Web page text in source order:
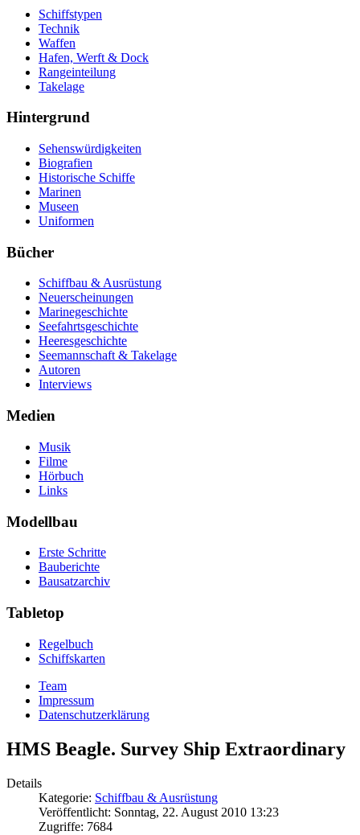
Schiffstypen
Technik
Waffen
Hafen, Werft & Dock
Rangeinteilung
Takelage
Hintergrund
Sehenswürdigkeiten
Biografien
Historische Schiffe
Marinen
Museen
Uniformen
Bücher
Schiffbau & Ausrüstung
Neuerscheinungen
Marinegeschichte
Seefahrtsgeschichte
Heeresgeschichte
Seemannschaft & Takelage
Autoren
Interviews
Medien
Musik
Filme
Hörbuch
Links
Modellbau
Erste Schritte
Bauberichte
Bausatzarchiv
Tabletop
Regelbuch
Schiffskarten
Team
Impressum
Datenschutzerklärung
HMS Beagle. Survey Ship Extraordinary
Details
Kategorie: Schiffbau & Ausrüstung
Veröffentlicht: Sonntag, 22. August 2010 13:23
Zugriffe: 7684